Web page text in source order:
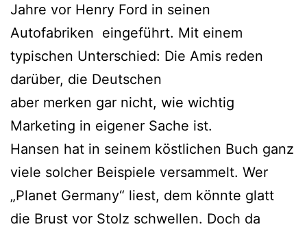
Jahre vor Henry Ford in seinen
Autofabriken eingeführt. Mit einem
typischen Unterschied: Die Amis reden
darüber, die Deutschen
aber merken gar nicht, wie wichtig
Marketing in eigener Sache ist.
Hansen hat in seinem köstlichen Buch ganz
viele solcher Beispiele versammelt. Wer
„Planet Germany“ liest, dem könnte glatt
die Brust vor Stolz schwellen. Doch da